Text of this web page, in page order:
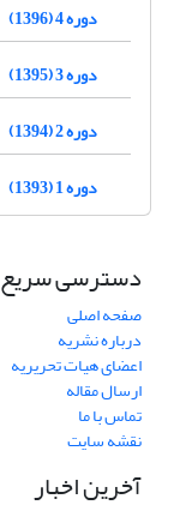
دوره 4 (1396)
دوره 3 (1395)
دوره 2 (1394)
دوره 1 (1393)
دسترسی سریع
صفحه اصلی
درباره نشریه
اعضای هیات تحریریه
ارسال مقاله
تماس با ما
نقشه سایت
آخرین اخبار